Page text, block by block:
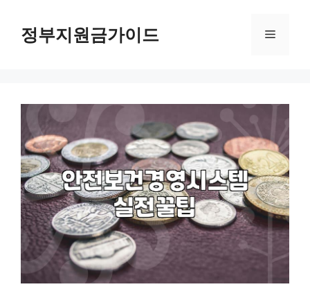
정부지원금가이드 메